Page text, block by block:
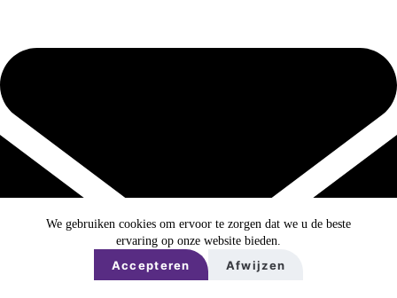
We gebruiken cookies om ervoor te zorgen dat we u de beste
ervaring op onze website bieden.
Accepteren Afwijzen